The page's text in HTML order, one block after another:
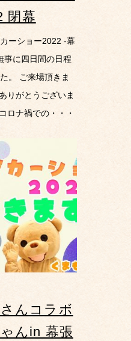
閉幕
ーショー2022 -幕
事に四日間の日程
。 ご来場頂きま
りがとうございま
ロナ禍での・・・
んコラボ
んin 幕張